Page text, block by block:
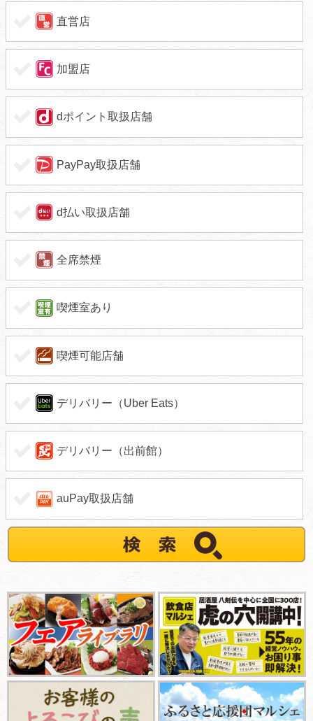
直営店
加盟店
dポイント取扱店舗
PayPay取扱店舗
d払い取扱店舗
全席禁煙
喫煙室あり
喫煙可能店舗
デリバリー（Uber Eats）
デリバリー（出前館）
auPay取扱店舗